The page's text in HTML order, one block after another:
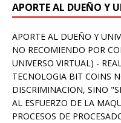
APORTE AL DUEÑO Y
APORTE AL DUEÑO Y
NO RECOMIENDO POR
UNIVERSO VIRTUAL) -
TECNOLOGIA BIT COINS
DISCRIMINACION, SINO
AL ESFUERZO DE LA
PROCESOS DE